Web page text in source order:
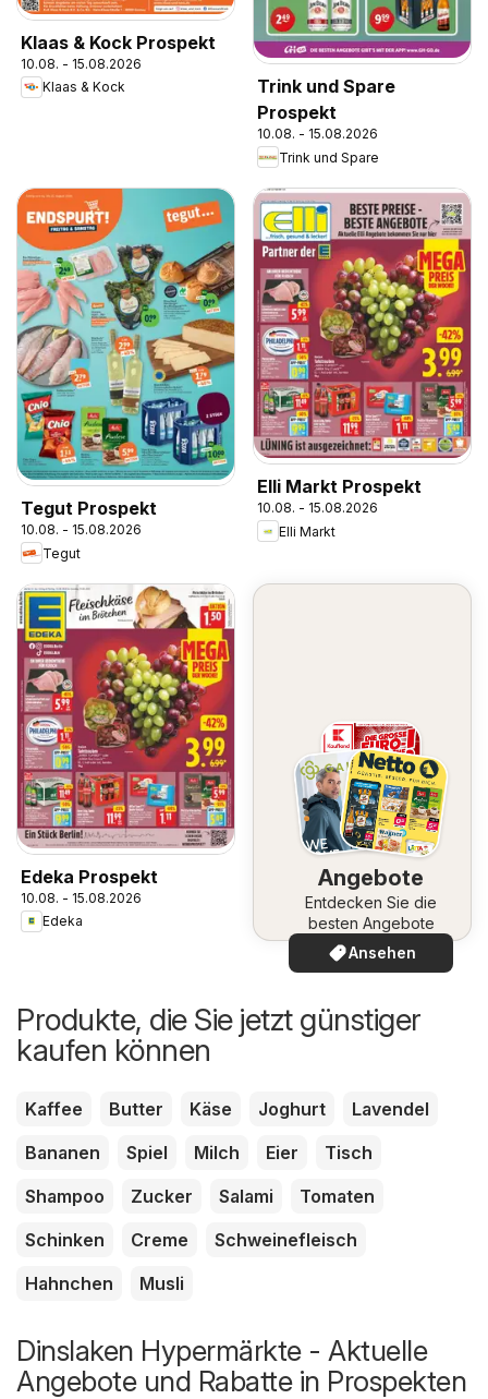
Klaas & Kock Prospekt
10.08. - 15.08.2026
Klaas & Kock
Trink und Spare
Prospekt
10.08. - 15.08.2026
Trink und Spare
Tegut Prospekt
10.08. - 15.08.2026
Tegut
Elli Markt Prospekt
10.08. - 15.08.2026
Elli Markt
Edeka Prospekt
10.08. - 15.08.2026
Edeka
Angebote
Entdecken Sie die
besten Angebote
Ansehen
Produkte, die Sie jetzt günstiger
kaufen können
Kaffee Butter Käse Joghurt
Lavendel
Bananen
Spiel Milch Eier
Tisch
Shampoo
Zucker Salami
Tomaten
Schinken
Creme
Schweinefleisch
Hahnchen
Musli
Dinslaken Hypermärkte - Aktuelle
Angebote und Rabatte in Prospekten